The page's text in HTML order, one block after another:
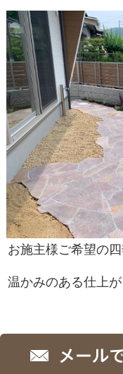
お施主様ご希望の
温かみのある仕上が